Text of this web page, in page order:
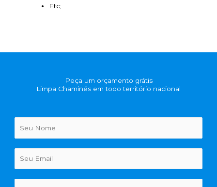
Etc;
Peça um orçamento grátis
Limpa Chaminés em todo território nacional